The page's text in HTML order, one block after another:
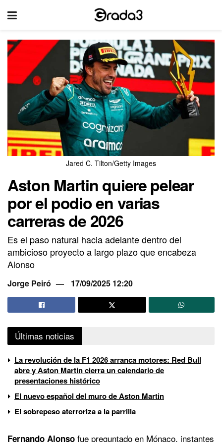
Jared C. Tilton/Getty Images
Aston Martin quiere pelear
por el podio en varias
carreras de 2026
Es el paso natural hacia adelante dentro del
ambicioso proyecto a largo plazo que encabeza
Alonso
Jorge Peiró 17/09/2025 12:20
Últimas noticias
La revolución de la F1 2026 arranca motores: Red Bull
abre y Aston Martin cierra un calendario de
presentaciones histórico
El nuevo español del muro de Aston Martin
El sobrepeso aterroriza a la parrilla
Fernando Alonso fue preguntado en Mónaco, instantes